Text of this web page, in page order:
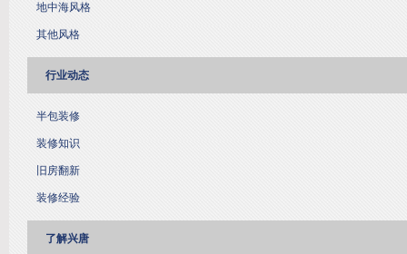
地中海风格
其他风格
行业动态
半包装修
装修知识
旧房翻新
装修经验
了解兴唐